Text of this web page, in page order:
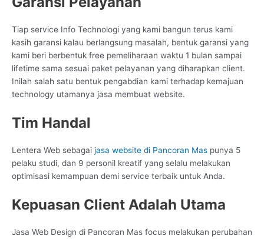
Tiap service Info Technologi yang kami bangun terus kami
kasih garansi kalau berlangsung masalah, bentuk garansi yang
kami beri berbentuk free pemeliharaan waktu 1 bulan sampai
lifetime sama sesuai paket pelayanan yang diharapkan client.
Inilah salah satu bentuk pengabdian kami terhadap kemajuan
technology utamanya jasa membuat website.
Tim Handal
Lentera Web sebagai jasa website di Pancoran Mas punya 5
pelaku studi, dan 9 personil kreatif yang selalu melakukan
optimisasi kemampuan demi service terbaik untuk Anda.
Kepuasan Client Adalah Utama
Jasa Web Design di Pancoran Mas focus melakukan perubahan